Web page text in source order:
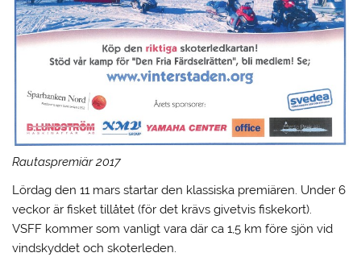
Rautaspremiär 2017
Lördag den 11 mars startar den klassiska premiären. Under 6
veckor är fisket tillåtet (för det krävs givetvis fiskekort).
VSFF kommer som vanligt vara där ca 1,5 km före sjön vid
vindskyddet och skoterleden.